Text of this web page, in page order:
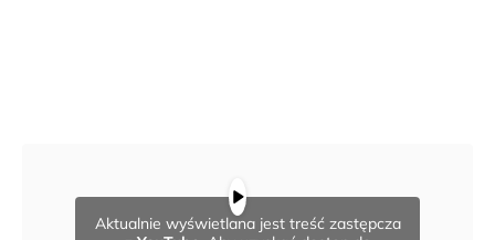
Aktualnie wyświetlana jest treść zastępcza